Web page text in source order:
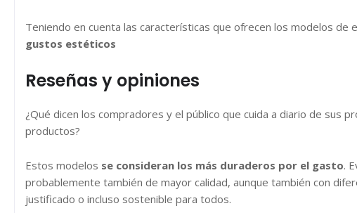
Teniendo en cuenta las características que ofrecen los modelos
gustos estéticos
Reseñas y opiniones
¿Qué dicen los compradores y el público que cuida a diario de sus
productos?
Estos modelos se consideran los más duraderos por el gasto.
probablemente también de mayor calidad, aunque también con
justificado o incluso sostenible para todos.